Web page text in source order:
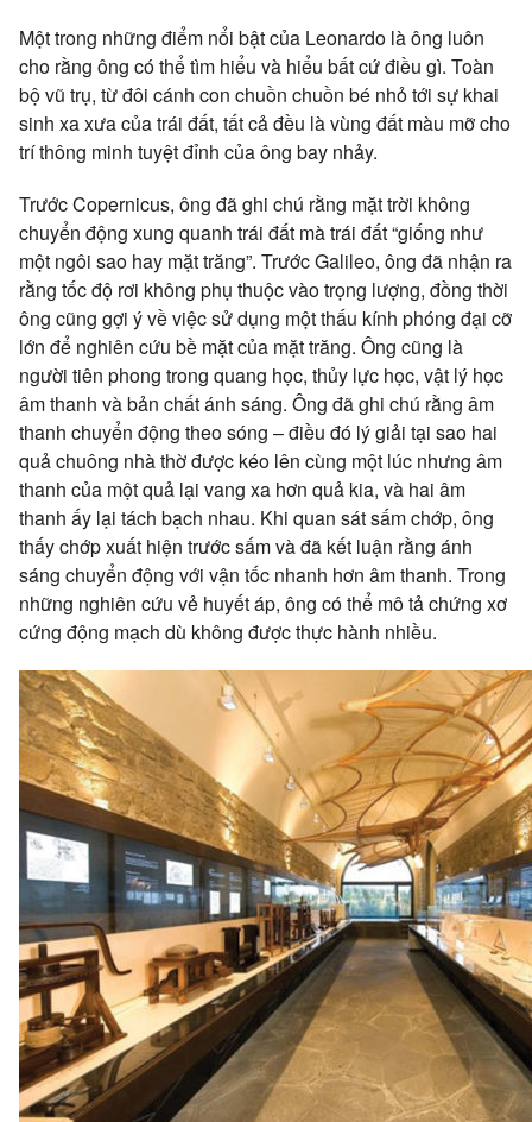
Một trong những điểm nổi bật của Leonardo là ông luôn
cho rằng ông có thể tìm hiểu và hiểu bất cứ điều gì. Toàn
bộ vũ trụ, từ đôi cánh con chuồn chuồn bé nhỏ tới sự khai
sinh xa xưa của trái đất, tất cả đều là vùng đất màu mỡ cho
trí thông minh tuyệt đỉnh của ông bay nhảy.
Trước Copernicus, ông đã ghi chú rằng mặt trời không
chuyển động xung quanh trái đất mà trái đất “giống như
một ngôi sao hay mặt trăng”. Trước Galileo, ông đã nhận ra
rằng tốc độ rơi không phụ thuộc vào trọng lượng, đồng thời
ông cũng gợi ý về việc sử dụng một thấu kính phóng đại cỡ
lớn để nghiên cứu bề mặt của mặt trăng. Ông cũng là
người tiên phong trong quang học, thủy lực học, vật lý học
âm thanh và bản chất ánh sáng. Ông đã ghi chú rằng âm
thanh chuyển động theo sóng – điều đó lý giải tại sao hai
quả chuông nhà thờ được kéo lên cùng một lúc nhưng âm
thanh của một quả lại vang xa hơn quả kia, và hai âm
thanh ấy lại tách bạch nhau. Khi quan sát sấm chớp, ông
thấy chớp xuất hiện trước sấm và đã kết luận rằng ánh
sáng chuyển động với vận tốc nhanh hơn âm thanh. Trong
những nghiên cứu vẻ huyết áp, ông có thể mô tả chứng xơ
cứng động mạch dù không được thực hành nhiều.